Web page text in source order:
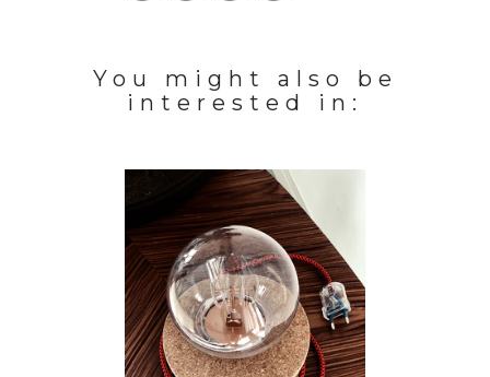
You might also be
interested in: